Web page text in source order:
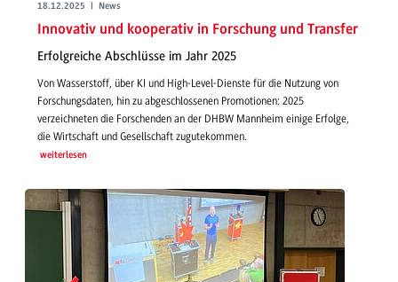
18.12.2025 | News
Innovativ und kooperativ in Forschung und Transfer
Erfolgreiche Abschlüsse im Jahr 2025
Von Wasserstoff, über KI und High-Level-Dienste für die Nutzung von
Forschungsdaten, hin zu abgeschlossenen Promotionen: 2025
verzeichneten die Forschenden an der DHBW Mannheim einige Erfolge,
die Wirtschaft und Gesellschaft zugutekommen.
weiterlesen